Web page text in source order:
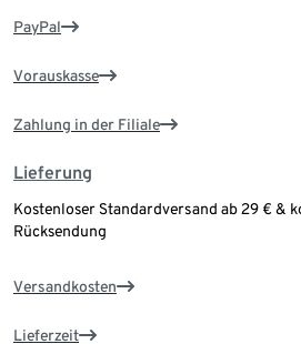
PayPal
Vorauskasse
Zahlung in der Filiale
Lieferung
Kostenloser Standardversand ab 29 € &
Rücksendung
Versandkosten
Lieferzeit